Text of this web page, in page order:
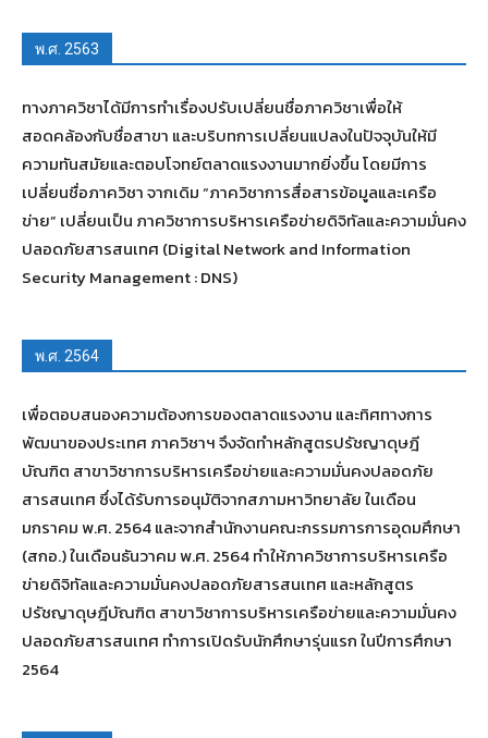
พ.ศ. 2563
ทางภาควิชาได้มีการทำเรื่องปรับเปลี่ยนชื่อภาควิชาเพื่อให้
สอดคล้องกับชื่อสาขา และบริบทการเปลี่ยนแปลงในปัจจุบันให้มี
ความทันสมัยและตอบโจทย์ตลาดแรงงานมากยิ่งขึ้น โดยมีการ
เปลี่ยนชื่อภาควิชา จากเดิม “ภาควิชาการสื่อสารข้อมูลและเครือ
ข่าย” เปลี่ยนเป็น ภาควิชาการบริหารเครือข่ายดิจิทัลและความมั่นคง
ปลอดภัยสารสนเทศ (Digital Network and Information
Security Management : DNS)
พ.ศ. 2564
เพื่อตอบสนองความต้องการของตลาดแรงงาน และทิศทางการ
พัฒนาของประเทศ ภาควิชาฯ จึงจัดทำหลักสูตรปรัชญาดุษฎี
บัณฑิต สาขาวิชาการบริหารเครือข่ายและความมั่นคงปลอดภัย
สารสนเทศ ซึ่งได้รับการอนุมัติจากสภามหาวิทยาลัย ในเดือน
มกราคม พ.ศ. 2564 และจากสำนักงานคณะกรรมการการอุดมศึกษา
(สกอ.) ในเดือนธันวาคม พ.ศ. 2564 ทำให้ภาควิชาการบริหารเครือ
ข่ายดิจิทัลและความมั่นคงปลอดภัยสารสนเทศ และหลักสูตร
ปรัชญาดุษฎีบัณฑิต สาขาวิชาการบริหารเครือข่ายและความมั่นคง
ปลอดภัยสารสนเทศ ทำการเปิดรับนักศึกษารุ่นแรก ในปีการศึกษา
2564